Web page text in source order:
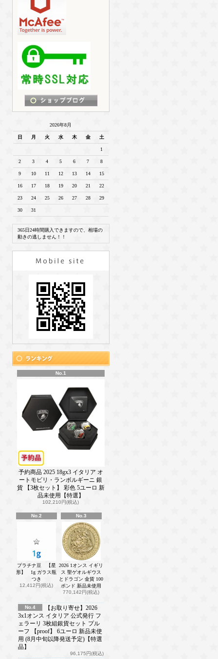
2026年8月
日 月 火 水 木 金 土
1
2 3 4 5 6 7 8
9 10 11 12 13 14 15
16 17 18 19 20 21 22
23 24 25 26 27 28 29
30 31
365日24時間購入できますので、相場の
動きの逃しません！！
No.1
予約商品 2025 18gx3 イタリア オ
ートモビリ・ランボルギーニ 銀
貨 【3枚セット】 彩色 5ユーロ 新
品未使用【特選】
102,210円(税込)
No.2
プラチナ豆 【星
形】 1g ガラス瓶
つき
12,412円(税込)
No.3
2026 1オンス イギリ
ス 聖ゲオルギウス
とドラゴン 金貨 100
ポンド 新品未使用
770,142円(税込)
No.4
【お取り寄せ】2026
3x1オンス イタリア 公式発行 フ
ェラーリ 3枚組銀貨セット プル
ーフ 【proof】 6ユーロ 新品未使
用 (8月中旬以降発送予定)【特選
品】
96,175円(税込)